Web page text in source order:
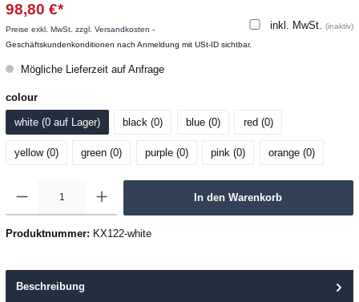
98,80 €*
inkl. MwSt. (inaktiv)
Preise exkl. MwSt. zzgl. Versandkosten -
Geschäftskundenkonditionen nach Anmeldung mit USt-ID sichtbar.
Mögliche Lieferzeit auf Anfrage
colour
white (0 auf Lager) black (0) blue (0) red (0)
yellow (0) green (0) purple (0) pink (0) orange (0)
In den Warenkorb
Produktnummer: KX122-white
Beschreibung